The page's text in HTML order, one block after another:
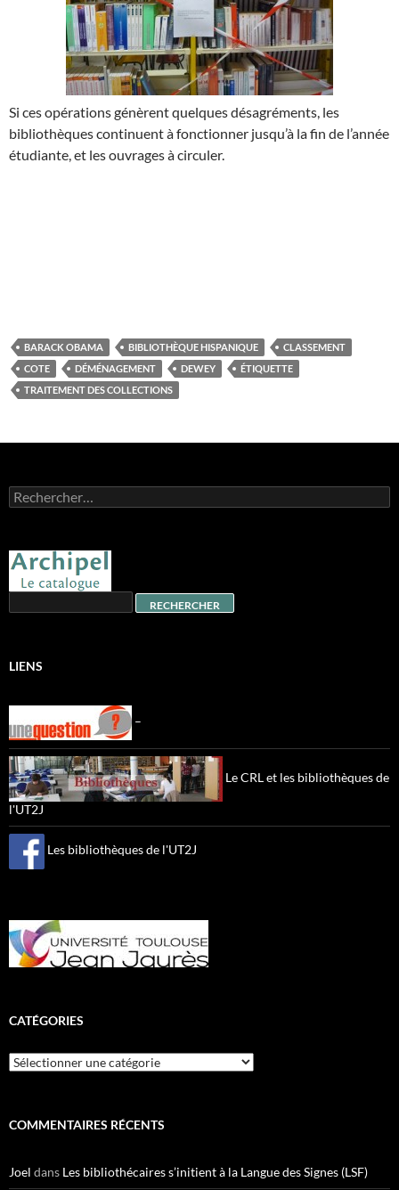
Si ces opérations génèrent quelques désagréments, les
bibliothèques continuent à fonctionner jusqu’à la fin de l’année
étudiante, et les ouvrages à circuler.
BARACK OBAMA BIBLIOTHÈQUE HISPANIQUE
CLASSEMENT
COTE
DÉMÉNAGEMENT DEWEY
ÉTIQUETTE
TRAITEMENT DES COLLECTIONS
Rechercher :
LIENS
–
Le CRL et les bibliothèques de
l'UT2J
Les bibliothèques de l'UT2J
CATÉGORIES
Catégories
COMMENTAIRES RÉCENTS
Joel dans Les bibliothécaires s’initient à la Langue des Signes (LSF)